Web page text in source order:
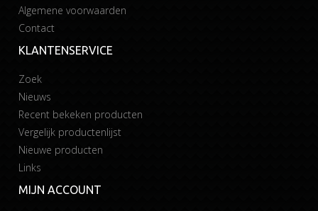
Algemene voorwaarden
Contact
KLANTENSERVICE
Zoek
Nieuws
Recent bekeken producten
Vergelijk productenlijst
Nieuwe producten
Links
MIJN ACCOUNT